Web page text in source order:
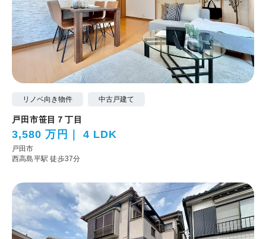
リノベ向き物件 中古戸建て
戸田市笹目７丁目
3,580 万円 4 LDK
戸田市
西高島平駅 徒歩37分